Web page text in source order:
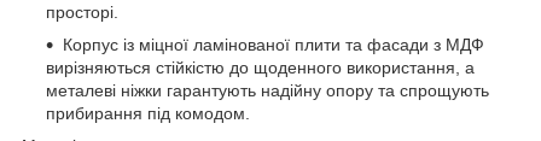
просторі.
Корпус із міцної ламінованої плити та фасади з МДФ
вирізняються стійкістю до щоденного використання, а
металеві ніжки гарантують надійну опору та спрощують
прибирання під комодом.